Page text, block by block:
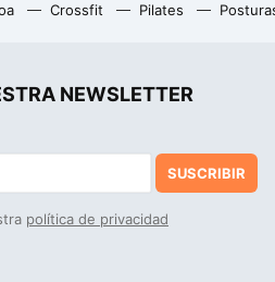
Crossfit Pilates
NEWSLETTER
SUSCRIBIR
política de privacidad